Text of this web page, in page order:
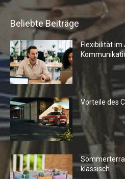
Beliebte Beiträge
Flexibilität im
Vorteile des
klassisch